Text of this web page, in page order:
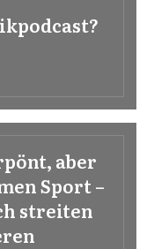
aber
Sport –
streiten